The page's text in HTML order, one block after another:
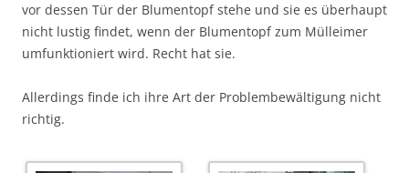
vor dessen Tür der Blumentopf stehe und sie es überhaupt
nicht lustig findet, wenn der Blumentopf zum Mülleimer
umfunktioniert wird. Recht hat sie.
Allerdings finde ich ihre Art der Problembewältigung nicht
richtig.